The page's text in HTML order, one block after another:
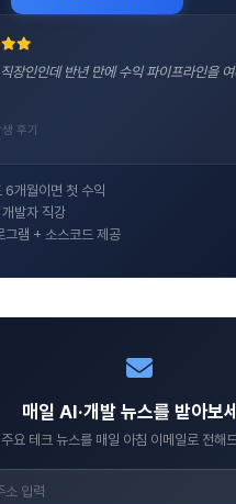
장인인데 반년 만에 수익 파이프라인을
후기
6개월이면 첫 수익
발자 직강
그램 + 소스코드 제공
매일 AI·개발 뉴스를 받아보
주요 테크 뉴스를 매일 아침 이메일로 전해